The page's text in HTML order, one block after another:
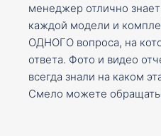
менеджер отлично
каждой модели и
ОДНОГО вопроса, на
ответа. Фото и видео
всегда знали на каком
Смело можете